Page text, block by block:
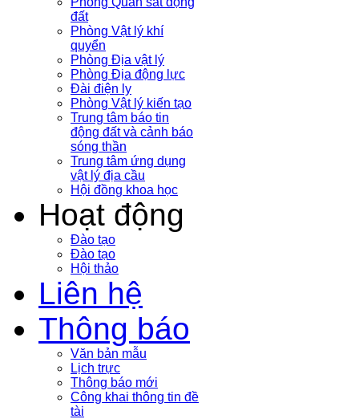
đất
Phòng Vật lý khí
quyển
Phòng Địa vật lý
Phòng Địa động lực
Đài điện ly
Phòng Vật lý kiến tạo
Trung tâm báo tin
động đất và cảnh báo
sóng thần
Trung tâm ứng dụng
vật lý địa cầu
Hội đồng khoa học
Hoạt động
Đào tạo
Đào tạo
Hội thảo
Liên hệ
Thông báo
Văn bản mẫu
Lịch trực
Thông báo mới
Công khai thông tin đề
tài